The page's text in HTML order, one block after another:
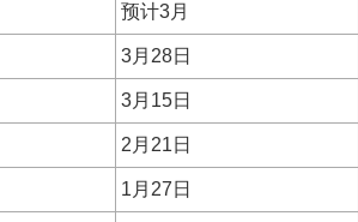
预计3月
3月28日
3月15日
2月21日
1月27日